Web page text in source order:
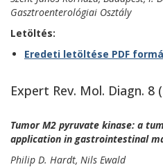
Gasztroenterológiai Osztály
Letöltés:
Eredeti letöltése PDF
Expert Rev. Mol. Diagn. 8
Tumor M2 pyruvate kinase: a
application in gastrointestinal
Philip D. Hardt, Nils Ewald